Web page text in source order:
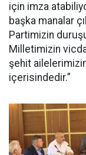
için imza
başka manalar
Partimizin
Milletimizin
şehit
içerisindedir.”